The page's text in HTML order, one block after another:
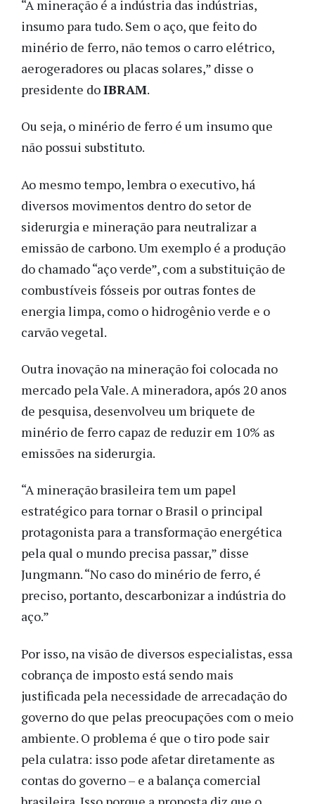
“A mineração é a indústria das indústrias,
insumo para tudo. Sem o aço, que feito do
minério de ferro, não temos o carro elétrico,
aerogeradores ou placas solares,” disse o
presidente doIBRAM.
Ou seja, o minério de ferro é um insumo que
não possui substituto.
Ao mesmo tempo, lembra o executivo, há
diversos movimentos dentro do setor de
siderurgia e mineração para neutralizar a
emissão de carbono. Um exemplo é a produção
do chamado “aço verde”, com a substituição de
combustíveis fósseis por outras fontes de
energia limpa, como o hidrogênio verde e o
carvão vegetal.
Outra inovação na mineração foi colocada no
mercado pela Vale. A mineradora, após 20 anos
de pesquisa, desenvolveu um briquete de
minério de ferro capaz de reduzir em 10% as
emissões na siderurgia.
“A mineração brasileira tem um papel
estratégico para tornar o Brasil o principal
protagonista para a transformação energética
pela qual o mundo precisa passar,” disse
Jungmann. “No caso do minério de ferro, é
preciso, portanto, descarbonizar a indústria do
aço.”
Por isso, na visão de diversos especialistas, essa
cobrança de imposto está sendo mais
justificada pela necessidade de arrecadação do
governo do que pelas preocupações com o meio
ambiente. O problema é que o tiro pode sair
pela culatra: isso pode afetar diretamente as
contas do governo – e a balança comercial